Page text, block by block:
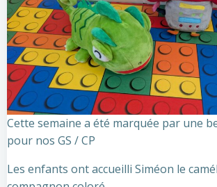
Cette semaine a été marquée par une
pour nos GS / CP
Les enfants ont accueilli Siméon le